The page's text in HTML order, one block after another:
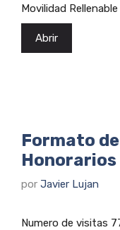
Movilidad
Abrir
Formato
Honorarios
por Javier Lujan
Numero de visitas